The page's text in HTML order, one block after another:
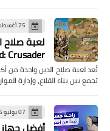
25 أغسطس 2025
لعبة صلاح
Crusader
تُعد لعبة صلاح الدين واحدة من
تجمع بين بناء القلاع، وإدارة
07 يوليو 2026